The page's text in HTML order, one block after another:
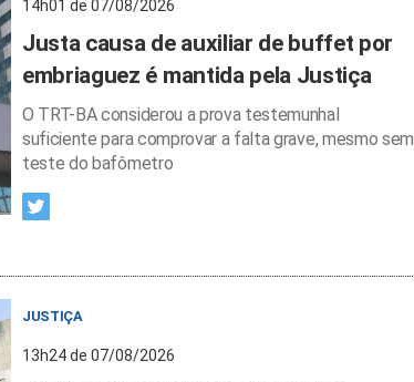
14h01 de 07/08/2026
Justa causa de auxiliar de buffet por
embriaguez é mantida pela Justiça
O TRT-BA considerou a prova testemunhal
suficiente para comprovar a falta grave, mesmo sem
teste do bafômetro
JUSTIÇA
13h24 de 07/08/2026